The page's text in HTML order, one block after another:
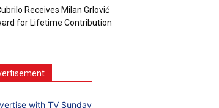
Receives Milan Grlović
for Lifetime Contribution